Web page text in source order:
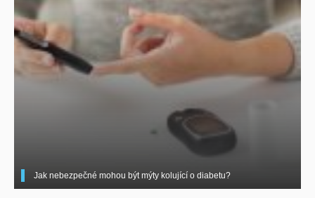
Jak nebezpečné mohou být mýty kolující o diabetu?